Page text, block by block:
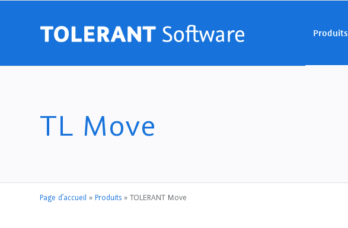
Produits
TL Move
Page d’accueil » Produits » TOLERANT Move